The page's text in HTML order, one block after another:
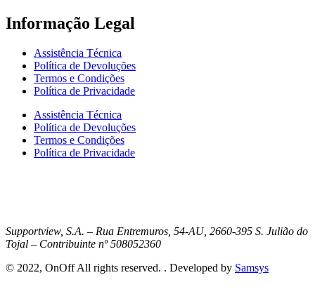
Informação Legal
Assistência Técnica
Política de Devoluções
Termos e Condições
Política de Privacidade
Assistência Técnica
Política de Devoluções
Termos e Condições
Política de Privacidade
Supportview, S.A. – Rua Entremuros, 54-AU, 2660-395 S. Julião do
Tojal – Contribuinte nº 508052360
© 2022, OnOff All rights reserved. . Developed by Samsys